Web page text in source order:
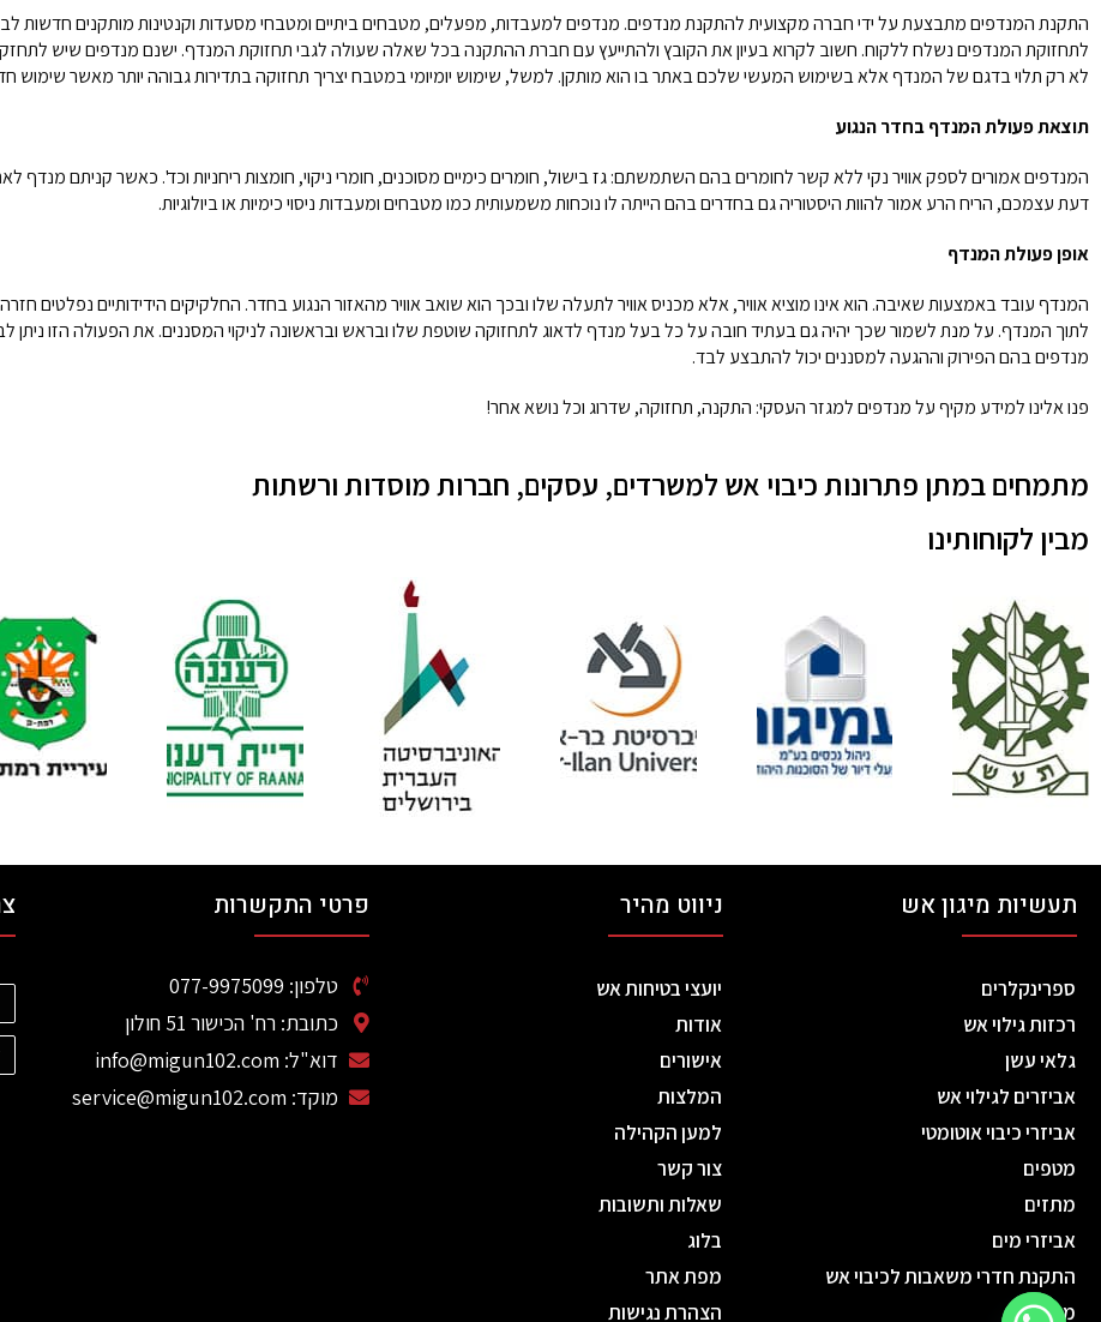
התקנת המנדפים מתבצעת על ידי חברה מקצועית להתקנת מנדפים. מנדפים למעבדות, מפעלים, מטבחים ביתיים ומטבחי מסעדות וקנטינות מותקנים חדשות
לתחזוקת המנדפים נשלח ללקוח. חשוב לקרוא בעיון את הקובץ ולהתייעץ עם חברת ההתקנה בכל שאלה שעולה לגבי תחזוקת המנדף. ישנם מנדפים שיש
לא רק תלוי בדגם של המנדף אלא בשימוש המעשי שלכם באתר בו הוא מותקן. למשל, שימוש יומיומי במטבח יצריך תחזוקה בתדירות גבוהה יותר מאשר שימוש
תוצאת פעולת המנדף בחדר הנגוע
המנדפים אמורים לספק אוויר נקי ללא קשר לחומרים בהם השתמשתם: גז בישול, חומרים כימיים מסוכנים, חומרי ניקוי, חומצות ריחניות וכד'. כאשר קניתם
דעת עצמכם, הריח הרע אמור להוות היסטוריה גם בחדרים בהם הייתה לו נוכחות משמעותית כמו מטבחים ומעבדות ניסוי כימיות או ביולוגיות.
אופן פעולת המנדף
המנדף עובד באמצעות שאיבה. הוא אינו מוציא אוויר, אלא מכניס אוויר לתעלה שלו ובכך הוא שואב אוויר מהאזור הנגוע בחדר. החלקיקים הידידותיים נפלטים
לתוך המנדף. על מנת לשמור שכך יהיה גם בעתיד חובה על כל בעל מנדף לדאוג לתחזוקה שוטפת שלו ובראש ובראשונה לניקוי המסננים. את הפעולה הזו ניתן
מנדפים בהם הפירוק וההגעה למסננים יכול להתבצע לבד.
פנו אלינו למידע מקיף על מנדפים למגזר העסקי: התקנה, תחזוקה, שדרוג וכל נושא אחר!
מתמחים במתן פתרונות כיבוי אש למשרדים, עסקים, חברות מוסדות ורשתות
מבין לקוחותינו
תעשיות מיגון אש
ספרינקלרים
רכזות גילוי אש
גלאי עשן
אביזרים לגילוי אש
אביזרי כיבוי אוטומטי
מטפים
מתזים
אביזרי מים
התקנת חדרי משאבות לכיבוי אש
מנדפים
ניווט מהיר
יועצי בטיחות אש
אודות
אישורים
המלצות
למען הקהילה
צור קשר
שאלות ותשובות
בלוג
מפת אתר
הצהרת נגישות
פרטי התקשרות
טלפון: 077-9975099
כתובת: רח' הכישור 51 חולון
דוא"ל: info@migun102.com
מוקד: service@migun102.com